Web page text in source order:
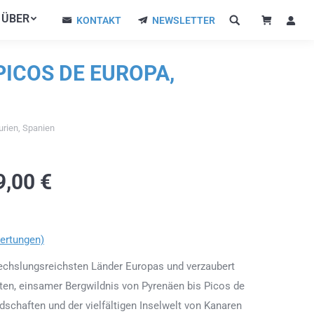
ÜBER KONTAKT NEWSLETTER
DE EUROPA,
Spanien
€
Länder Europas und verzaubert
einsamer Bergwildnis von Pyrenäen bis Picos de
und der vielfältigen Inselwelt von Kanaren
ÜBER KONTAKT NEWSLETTER